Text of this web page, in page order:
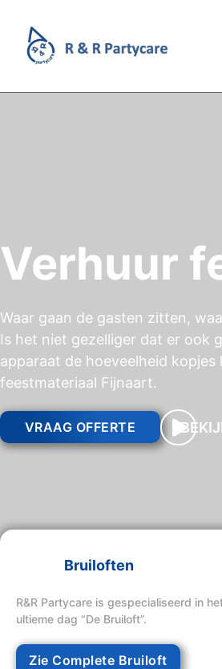
Verhuur
Waar gaan de gasten zitten,
Is het niet gezelliger dat er ook
apparaat de hoeveelheid
feestmateriaal Fijnaart.
VRAAG OFFERTE
Bruiloften
R&R Partycare is gespecialiseerd in
ultieme dag “De Bruiloft”.
Zie Complete Bruiloft